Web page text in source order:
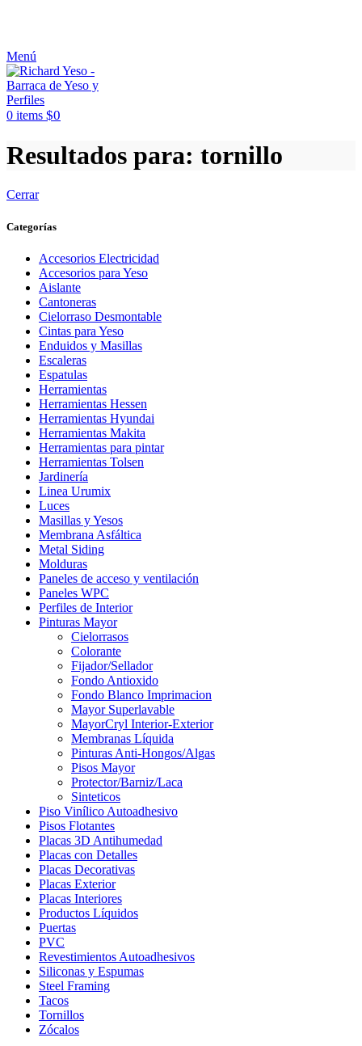
Menú
0 items $0
Resultados para: tornillo
Cerrar
Categorías
Accesorios Electricidad
Accesorios para Yeso
Aislante
Cantoneras
Cielorraso Desmontable
Cintas para Yeso
Enduidos y Masillas
Escaleras
Espatulas
Herramientas
Herramientas Hessen
Herramientas Hyundai
Herramientas Makita
Herramientas para pintar
Herramientas Tolsen
Jardinería
Linea Urumix
Luces
Masillas y Yesos
Membrana Asfáltica
Metal Siding
Molduras
Paneles de acceso y ventilación
Paneles WPC
Perfiles de Interior
Pinturas Mayor
Cielorrasos
Colorante
Fijador/Sellador
Fondo Antioxido
Fondo Blanco Imprimacion
Mayor Superlavable
MayorCryl Interior-Exterior
Membranas Líquida
Pinturas Anti-Hongos/Algas
Pisos Mayor
Protector/Barniz/Laca
Sinteticos
Piso Vinílico Autoadhesivo
Pisos Flotantes
Placas 3D Antihumedad
Placas con Detalles
Placas Decorativas
Placas Exterior
Placas Interiores
Productos Líquidos
Puertas
PVC
Revestimientos Autoadhesivos
Siliconas y Espumas
Steel Framing
Tacos
Tornillos
Zócalos